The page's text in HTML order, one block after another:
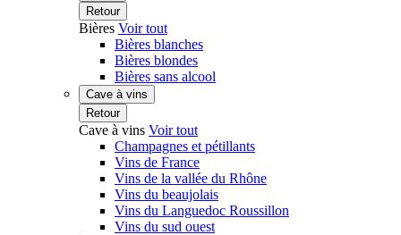
Retour
Bières Voir tout
Bières blanches
Bières blondes
Bières sans alcool
Cave à vins
Retour
Cave à vins Voir tout
Champagnes et pétillants
Vins de France
Vins de la vallée du Rhône
Vins du beaujolais
Vins du Languedoc Roussillon
Vins du sud ouest